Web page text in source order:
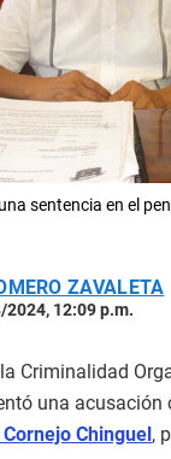
sentencia en el
ZAVALETA
12:09 p.m.
Criminalidad
una acusación
Cornejo Chinguel,